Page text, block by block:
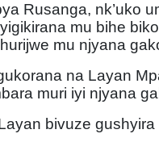
Rusanga, nk’uko
mu bihe
mu njyana
na Layan
muri iyi njyana
bivuze